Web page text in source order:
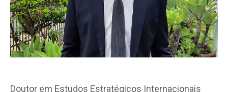
Doutor em Estudos Estratégicos Internacionais